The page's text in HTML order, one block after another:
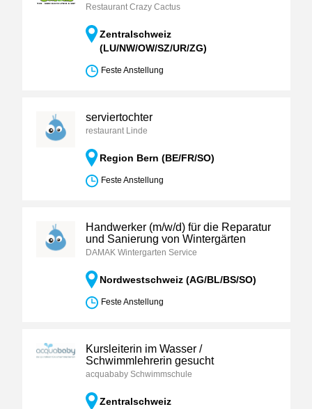
Restaurant Crazy Cactus
Zentralschweiz
(LU/NW/OW/SZ/UR/ZG)
Feste Anstellung
serviertochter
restaurant Linde
Region Bern (BE/FR/SO)
Feste Anstellung
Handwerker (m/w/d) für die Reparatur
und Sanierung von Wintergärten
DAMAK Wintergarten Service
Nordwestschweiz (AG/BL/BS/SO)
Feste Anstellung
Kursleiterin im Wasser /
Schwimmlehrerin gesucht
acquababy Schwimmschule
Zentralschweiz